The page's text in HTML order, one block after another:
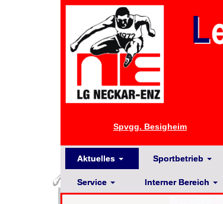
Spvgg. Besigheim
Aktuelles Sportbetrieb
Service Interner Bereich